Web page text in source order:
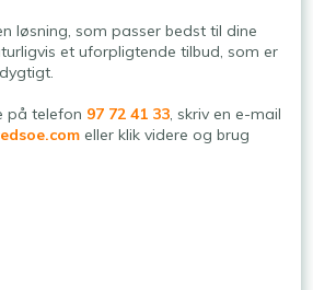
løsning, som passer bedst til dine
et uforpligtende tilbud, som er
på telefon 97 72 41 33, skriv en e-mail
eller klik videre og brug